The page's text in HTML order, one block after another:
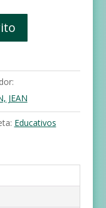
JEAN
Educativos